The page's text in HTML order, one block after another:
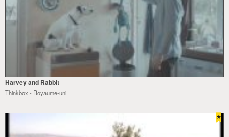
Harvey and Rabbit
Thinkbox - Royaume-uni